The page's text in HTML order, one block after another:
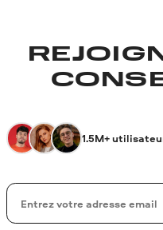
1.5M+
Votre adresse de messagerie